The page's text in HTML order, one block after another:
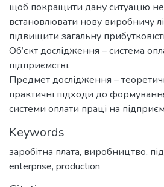
щоб покращити дану ситуацію
встановлювати нову виробничу
підвищити загальну
Об’єкт дослідження – система
підприємстві.
Предмет дослідження –
практичні підходи до
системи оплати праці на
Keywords
заробітна плата, виробництво,
enterprise, production